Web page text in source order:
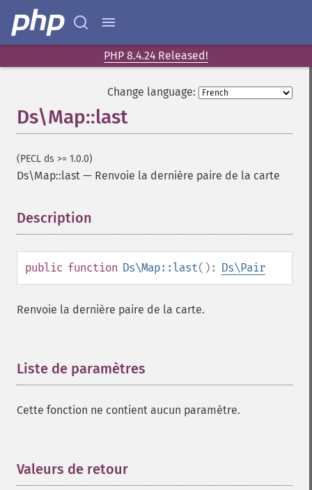
PHP 8.4.24 Released!
Change language:
Ds\Map::last
(PECL ds >= 1.0.0)
Ds\Map::last — Renvoie la dernière paire de la carte
Description
public function Ds\Map::last(): Ds\Pair
Renvoie la dernière paire de la carte.
Liste de paramètres
Cette fonction ne contient aucun paramètre.
Valeurs de retour